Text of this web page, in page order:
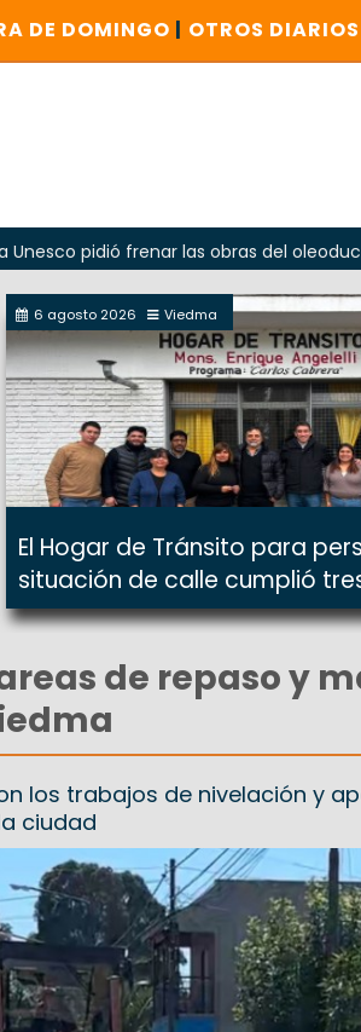
DE DOMINGO | OTROS DIARIOS
frenar las obras del oleoducto en
6 agosto 2026 Viedma
El Hogar de Tránsito para
situación de calle cumplió
de repaso y
los trabajos de nivelación y
ciudad